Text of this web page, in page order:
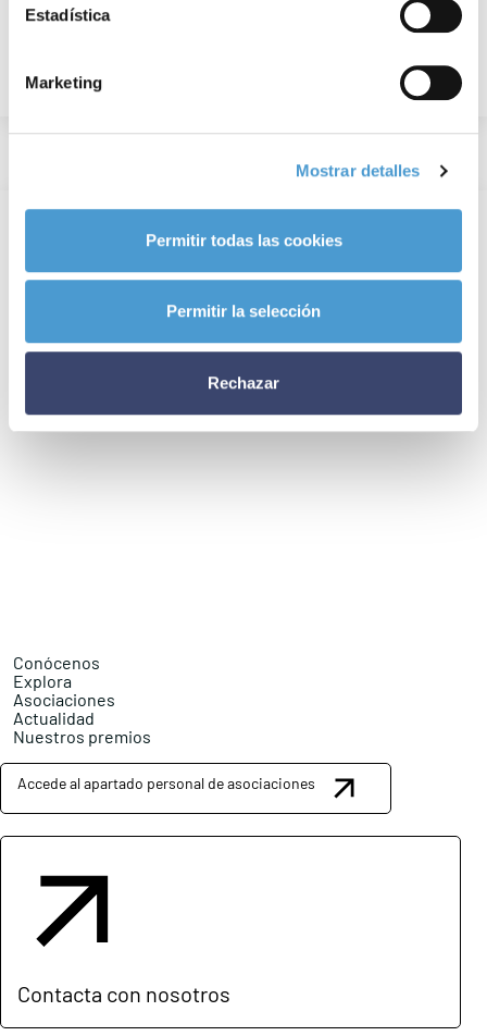
Estadística
Marketing
Mostrar detalles
Permitir todas las cookies
Permitir la selección
Rechazar
Conócenos
Explora
Asociaciones
Actualidad
Nuestros premios
Accede al apartado personal de asociaciones
Contacta con nosotros